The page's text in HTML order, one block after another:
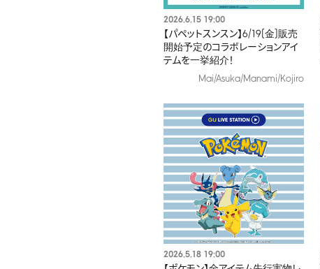
2026.6.15 19:00
【パペットスンスン】6/19(金)販売
開始予定のコラボレーションアイ
テムを一挙紹介！​
Mai/Asuka/Manami/Kojiro
2026.5.18 19:00